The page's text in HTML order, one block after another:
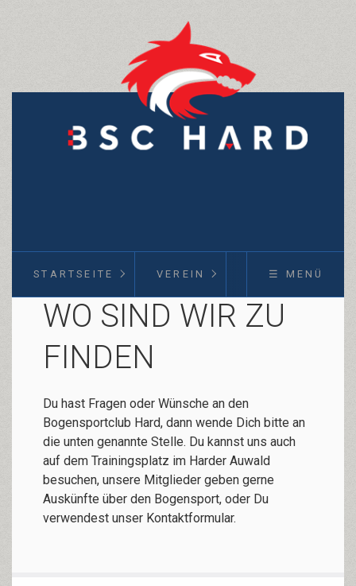
STARTSEITE VEREIN KURSE
☰ MENÜ
WO SIND WIR ZU
FINDEN
Du hast Fragen oder Wünsche an den
Bogensportclub Hard, dann wende Dich bitte an
die unten genannte Stelle. Du kannst uns auch
auf dem Trainingsplatz im Harder Auwald
besuchen, unsere Mitglieder geben gerne
Auskünfte über den Bogensport, oder Du
verwendest unser Kontaktformular.